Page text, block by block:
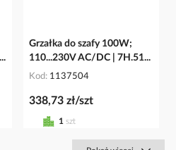
Grzałka do szafy 100W;
110...230V AC/DC | 7H.51...
Kod 1137504
338,73 zł/szt
1 szt